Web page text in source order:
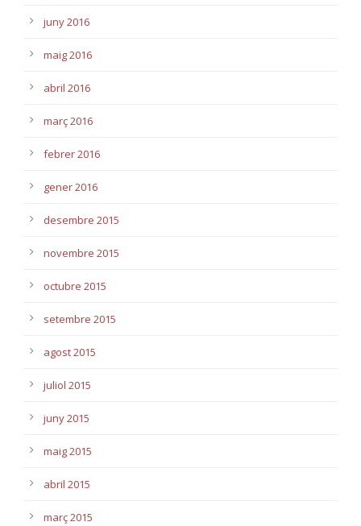
juny 2016
maig 2016
abril 2016
març 2016
febrer 2016
gener 2016
desembre 2015
novembre 2015
octubre 2015
setembre 2015
agost 2015
juliol 2015
juny 2015
maig 2015
abril 2015
març 2015